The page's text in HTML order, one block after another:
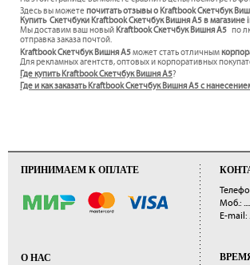
Здесь вы можете почитать отзывы о Kraftbook Скетчбук
Купить Скетчбуки Kraftbook Скетчбук Вишня А5 в магазине
Мы доставим ваш новый Kraftbook Скетчбук Вишня А5 по
отправка заказа почтой.
Kraftbook Скетчбук Вишня А5может стать отличным
Для рекламных агентств, оптовых и корпоративных
Где купить Kraftbook Скетчбук Вишня А5?
Где и как заказать Kraftbook Скетчбук Вишня А5 с
ПРИНИМАЕМ К ОПЛАТЕ
О НАС
Моб.:
E-mail: